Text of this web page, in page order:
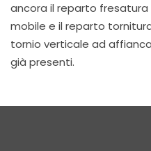
ancora il reparto
mobile e il reparto
tornio verticale ad
già presenti.